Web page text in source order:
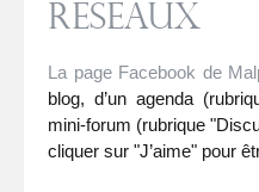
réseaux
La page Facebook de
blog, d’un agenda
mini-forum (rubrique
cliquer sur "J’aime" pour